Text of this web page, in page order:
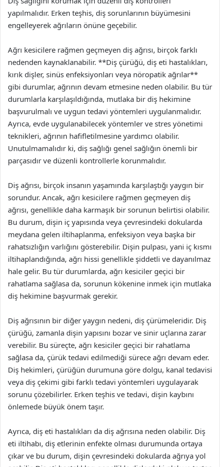
yapılmalıdır. Erken teşhis, diş sorunlarının büyümesini
engelleyerek ağrıların önüne geçebilir.
Ağrı kesicilere rağmen geçmeyen diş ağrısı, birçok farklı
nedenden kaynaklanabilir. **Diş çürüğü, diş eti hastalıkları,
kırık dişler, sinüs enfeksiyonları veya nöropatik ağrılar**
gibi durumlar, ağrının devam etmesine neden olabilir. Bu tür
durumlarla karşılaşıldığında, mutlaka bir diş hekimine
başvurulmalı ve uygun tedavi yöntemleri uygulanmalıdır.
Ayrıca, evde uygulanabilecek yöntemler ve stres yönetimi
teknikleri, ağrının hafifletilmesine yardımcı olabilir.
Unutulmamalıdır ki, diş sağlığı genel sağlığın önemli bir
parçasıdır ve düzenli kontrollerle korunmalıdır.
Diş ağrısı, birçok insanın yaşamında karşılaştığı yaygın bir
sorundur. Ancak, ağrı kesicilere rağmen geçmeyen diş
ağrısı, genellikle daha karmaşık bir sorunun belirtisi olabilir.
Bu durum, dişin iç yapısında veya çevresindeki dokularda
meydana gelen iltihaplanma, enfeksiyon veya başka bir
rahatsızlığın varlığını gösterebilir. Dişin pulpası, yani iç kısmı
iltihaplandığında, ağrı hissi genellikle şiddetli ve dayanılmaz
hale gelir. Bu tür durumlarda, ağrı kesiciler geçici bir
rahatlama sağlasa da, sorunun kökenine inmek için mutlaka
diş hekimine başvurmak gerekir.
Diş ağrısının bir diğer yaygın nedeni, diş çürümeleridir. Diş
çürüğü, zamanla dişin yapısını bozar ve sinir uçlarına zarar
verebilir. Bu süreçte, ağrı kesiciler geçici bir rahatlama
sağlasa da, çürük tedavi edilmediği sürece ağrı devam eder.
Diş hekimleri, çürüğün durumuna göre dolgu, kanal tedavisi
veya diş çekimi gibi farklı tedavi yöntemleri uygulayarak
sorunu çözebilirler. Erken teşhis ve tedavi, dişin kaybını
önlemede büyük önem taşır.
Ayrıca, diş eti hastalıkları da diş ağrısına neden olabilir. Diş
eti iltihabı, diş etlerinin enfekte olması durumunda ortaya
çıkar ve bu durum, dişin çevresindeki dokularda ağrıya yol